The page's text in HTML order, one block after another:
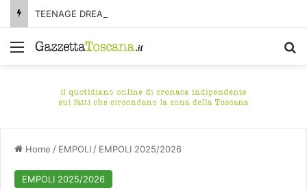
Menu
Home / EMPOLI / EMPOLI 2025/2026
EMPOLI 2025/2026